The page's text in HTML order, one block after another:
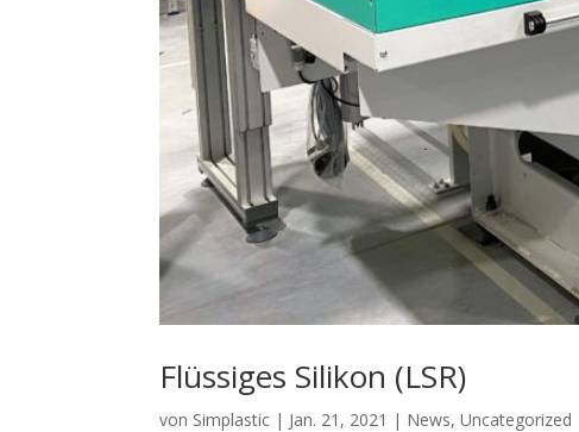
Flüssiges Silikon (LSR)
von Simplastic | Jan. 21, 2021 | News,Uncategorized